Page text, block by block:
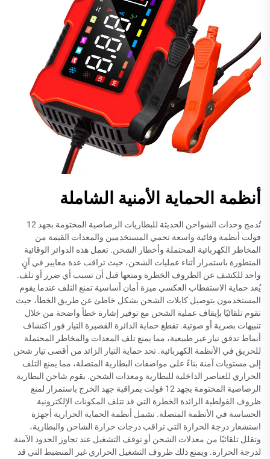
أنظمة الحماية الأمنية الشاملة
تُدمج وحدات الشواحن الحديثة للبطاريات الرصاصية المختومة بجهد 12
فولت أنظمة وقائية واسعة تحمي المستخدمين والمعدات القيمة من
المخاطر الكهربائية المحتملة وأخطار الشحن. تعمل هذه الدوائر الوقائية
المتطورة باستمرار أثناء عمليات الشحن، حيث تراقب عدة معايير في آنٍ
واحد للكشف عن الظروف الخطرة ومنعها قبل أن تسبب أي ضرر أو تلف.
يُعد حماية الاستقطاب العكسي ميزة أمان أساسية تمنع التلف عندما يقوم
المستخدمون بتوصيل كابلات الشحن بشكل خاطئ عن طريق الخطأ، حيث
تقوم تلقائيًا بإيقاف عملية الشحن مع توفير إشارة خطأ واضحة من خلال
تنبيهات بصرية أو صوتية. تقطع حماية الدائرة القصيرة التيار فور اكتشاف
أنماط تدفق تيار غير طبيعية، مما يمنع تلف المعدات والمخاطر المحتملة
للحريق في الأنظمة الكهربائية. تحد حماية التيار الزائد من أقصى تيار شحن
إلى مستويات آمنة بناءً على مواصفات البطارية المتصلة، مما يمنع التلف
الحراري للعناصر الداخلية للبطارية ومعدات الشحن. يقوم شاحن البطارية
الرصاصية المختومة بجهد 12 فولت بمراقبة جهد الخرج باستمرار لمنع
ظروف الفولطية الزائدة الخطرة التي قد تتلف المكونات الإلكترونية
الحساسة في الأنظمة المتصلة. تشمل أنظمة الحماية الحرارية أجهزة
استشعار درجة الحرارة التي تراقب درجات حرارة الشاحن والبطارية،
وتقلل تلقائيًا من معدلات الشحن أو توقف التشغيل عند تجاوز الحدود الآمنة
لدرجة الحرارة. ويمنع ذلك ظروف التشغيل الحراري غير المنضبط التي قد